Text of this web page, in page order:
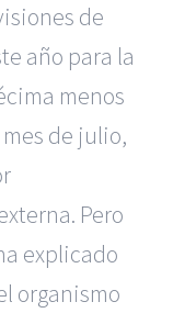
de
año para la
menos
de julio,
Pero
explicado
organismo